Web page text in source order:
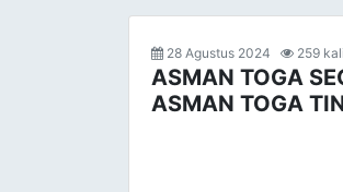
28 Agustus 2024 259 kali
ASMAN TOGA
ASMAN TOGA